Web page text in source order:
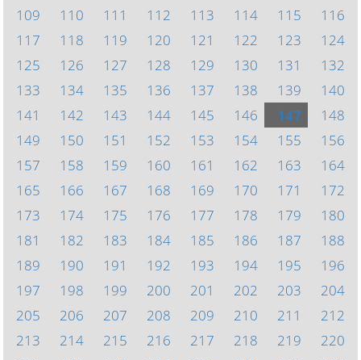
109
110 111 112 113 114 115
116
117
118 119 120 121 122 123
124
125
126 127 128 129 130 131
132
133
134 135 136 137 138 139
140
141
142 143 144 145 146 147
148
149
150 151 152 153 154 155
156
157
158 159 160 161 162 163
164
165
166 167 168 169 170 171
172
173
174 175 176 177 178 179
180
181
182 183 184 185 186 187
188
189
190 191 192 193 194 195
196
197
198 199 200 201 202 203
204
205
206 207 208 209 210 211
212
213
214 215 216 217 218 219
220